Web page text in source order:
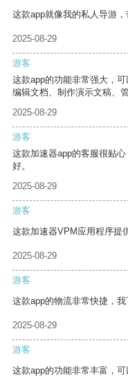
这款app就像我的私人导游，
2025-08-29
游客
这款app的功能非常强大，
编辑文档、制作演示文稿、
2025-08-29
游客
这款加速器app的客服很贴
好。
2025-08-29
游客
这款加速器VPM应用程序提
2025-08-29
游客
这款app的物流非常快捷，我
2025-08-29
游客
这款app的功能非常丰富，可